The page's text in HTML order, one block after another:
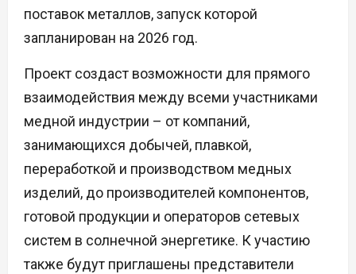
поставок металлов, запуск которой
запланирован на 2026 год.
Проект создаст возможности для прямого
взаимодействия между всеми участниками
медной индустрии – от компаний,
занимающихся добычей, плавкой,
переработкой и производством медных
изделий, до производителей компонентов,
готовой продукции и операторов сетевых
систем в солнечной энергетике. К участию
также будут приглашены представители